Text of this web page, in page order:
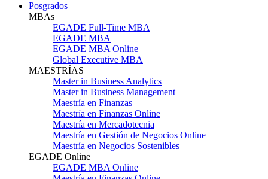
Posgrados
MBAs
EGADE Full-Time MBA
EGADE MBA
EGADE MBA Online
Global Executive MBA
MAESTRÍAS
Master in Business Analytics
Master in Business Management
Maestría en Finanzas
Maestría en Finanzas Online
Maestría en Mercadotecnia
Maestría en Gestión de Negocios Online
Maestría en Negocios Sostenibles
EGADE Online
EGADE MBA Online